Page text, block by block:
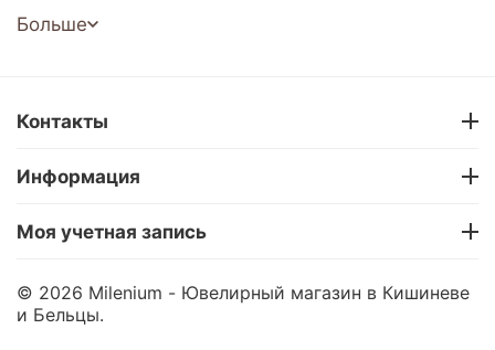
прекрасно дополняет любой образ. Такое
украшение станет отличным подарком или
Подходят для любого стиля и возраста
Доставка по Кишиневу и всей Молдове
Выбирайте и заказывайте серебряные кольца
Больше
Контакты
Информация
Моя учетная запись
© 2026 Milenium - Ювелирный магазин в Кишиневе
и Бельцы.